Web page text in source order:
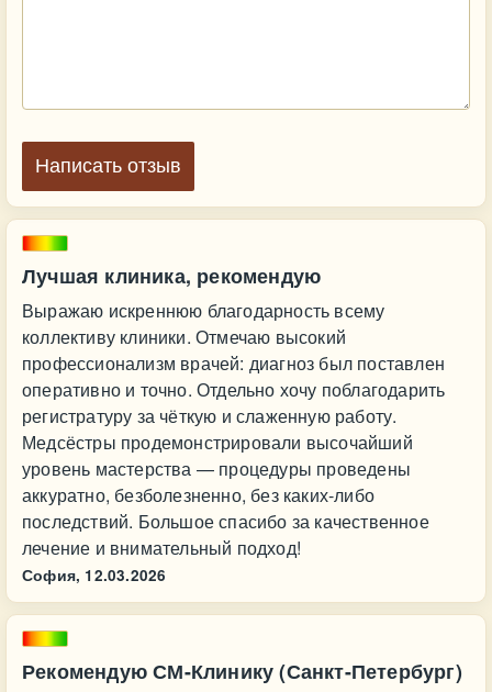
Лучшая клиника, рекомендую
Выражаю искреннюю благодарность всему
коллективу клиники. Отмечаю высокий
профессионализм врачей: диагноз был поставлен
оперативно и точно. Отдельно хочу поблагодарить
регистратуру за чёткую и слаженную работу.
Медсёстры продемонстрировали высочайший
уровень мастерства — процедуры проведены
аккуратно, безболезненно, без каких‑либо
последствий. Большое спасибо за качественное
лечение и внимательный подход!
София, 12.03.2026
Рекомендую СМ-Клинику (Санкт-Петербург)
Написать отзыв